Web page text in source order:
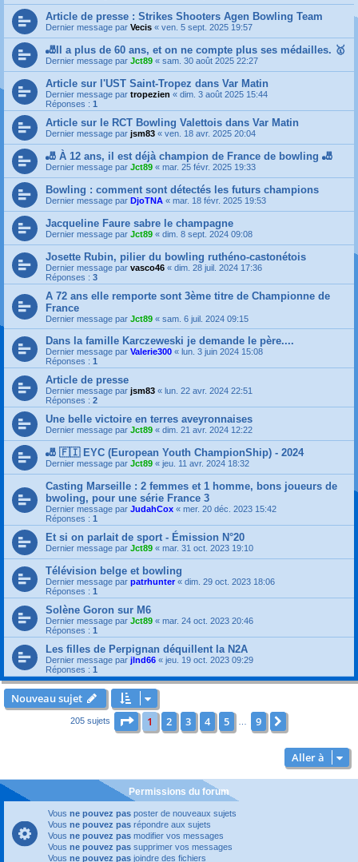
Article de presse : Strikes Shooters Agen Bowling Team
Dernier message par Vecis « ven. 5 sept. 2025 19:57
🎳Il a plus de 60 ans, et on ne compte plus ses médailles. 🥇
Dernier message par Jct89 « sam. 30 août 2025 22:27
Article sur l'UST Saint-Tropez dans Var Matin
Dernier message par tropezien « dim. 3 août 2025 15:44
Réponses : 1
Article sur le RCT Bowling Valettois dans Var Matin
Dernier message par jsm83 « ven. 18 avr. 2025 20:04
🎳 À 12 ans, il est déjà champion de France de bowling 🎳
Dernier message par Jct89 « mar. 25 févr. 2025 19:33
Bowling : comment sont détectés les futurs champions
Dernier message par DjoTNA « mar. 18 févr. 2025 19:53
Jacqueline Faure sabre le champagne
Dernier message par Jct89 « dim. 8 sept. 2024 09:08
Josette Rubin, pilier du bowling ruthéno-castonétois
Dernier message par vasco46 « dim. 28 juil. 2024 17:36
Réponses : 3
A 72 ans elle remporte sont 3ème titre de Championne de
France
Dernier message par Jct89 « sam. 6 juil. 2024 09:15
Dans la famille Karczeweski je demande le père....
Dernier message par Valerie300 « lun. 3 juin 2024 15:08
Réponses : 1
Article de presse
Dernier message par jsm83 « lun. 22 avr. 2024 22:51
Réponses : 2
Une belle victoire en terres aveyronnaises
Dernier message par Jct89 « dim. 21 avr. 2024 12:22
🎳 🇫🇮 EYC (European Youth ChampionShip) - 2024
Dernier message par Jct89 « jeu. 11 avr. 2024 18:32
Casting Marseille : 2 femmes et 1 homme, bons joueurs de
bwoling, pour une série France 3
Dernier message par JudahCox « mer. 20 déc. 2023 15:42
Réponses : 1
Et si on parlait de sport - Émission N°20
Dernier message par Jct89 « mar. 31 oct. 2023 19:10
Télévision belge et bowling
Dernier message par patrhunter « dim. 29 oct. 2023 18:06
Réponses : 1
Solène Goron sur M6
Dernier message par Jct89 « mar. 24 oct. 2023 20:46
Réponses : 1
Les filles de Perpignan déquillent la N2A
Dernier message par jlnd66 « jeu. 19 oct. 2023 09:29
Réponses : 1
Nouveau sujet
205 sujets Page sur9
1 2 3 4 5 9
Aller à
Permissions du forum
Vous ne pouvez pas poster de nouveaux sujets
Vous ne pouvez pas répondre aux sujets
Vous ne pouvez pas modifier vos messages
Vous ne pouvez pas supprimer vos messages
Vous ne pouvez pas joindre des fichiers